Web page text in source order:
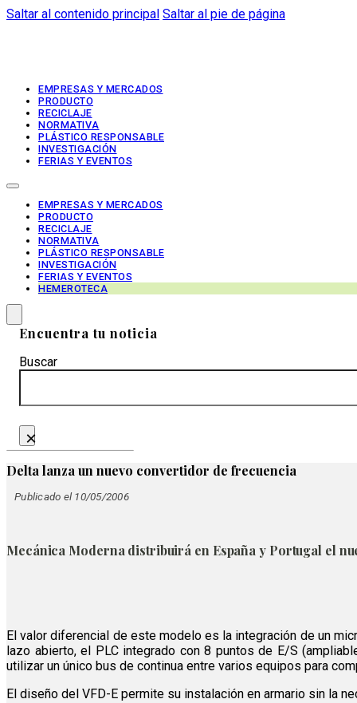
Saltar al contenido principal Saltar al pie de página
EMPRESAS Y MERCADOS
PRODUCTO
RECICLAJE
NORMATIVA
PLÁSTICO RESPONSABLE
INVESTIGACIÓN
FERIAS Y EVENTOS
EMPRESAS Y MERCADOS
PRODUCTO
RECICLAJE
NORMATIVA
PLÁSTICO RESPONSABLE
INVESTIGACIÓN
FERIAS Y EVENTOS
HEMEROTECA
Encuentra tu noticia
Buscar
×
Delta lanza un nuevo convertidor de frecuencia
Publicado el 10/05/2006
Mecánica Moderna distribuirá en España y Portugal el
El valor diferencial de este modelo es la integración de un
lazo abierto, el PLC integrado con 8 puntos de E/S
utilizar un único bus de continua entre varios equipos para
El diseño del VFD-E permite su instalación en armario sin la